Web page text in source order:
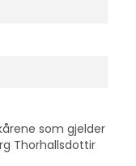
som gjelder
Thorhallsdottir